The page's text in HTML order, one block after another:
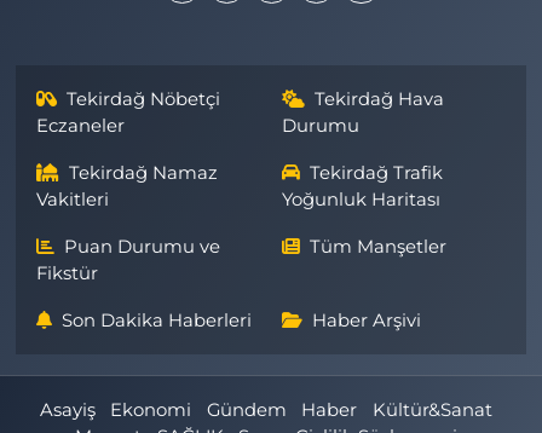
Tekirdağ Nöbetçi
Eczaneler
Tekirdağ Hava
Durumu
Tekirdağ Namaz
Vakitleri
Tekirdağ Trafik
Yoğunluk Haritası
Puan Durumu ve
Fikstür
Tüm Manşetler
Son Dakika Haberleri Haber Arşivi
Asayiş Ekonomi Gündem Haber
Kültür&Sanat